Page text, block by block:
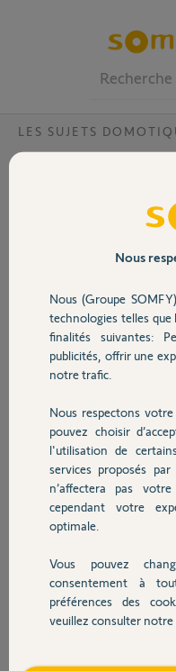
Volet
Sécurité
Domotique
Chauffage
Autres produits
Devis avec un pro
Contact
LES SUJETS
Suite à mon
Le code pin est 1202-5350-
La box sera utilisée par
Merci,
Morgane P.
Réponses
Je viens de dissocier la
pourra l'activer dès à présent.
Bonne journée,
Nous
Nous (Groupe
technologies telles
finalités suivantes:
publicités, offrir une
notre trafic.
Nous respectons
pouvez choisir
l'utilisation de
services proposés
n’affectera pas
cependant votre
optimale.
Vous pouvez
consentement à
préférences des
veuillez consulter notre